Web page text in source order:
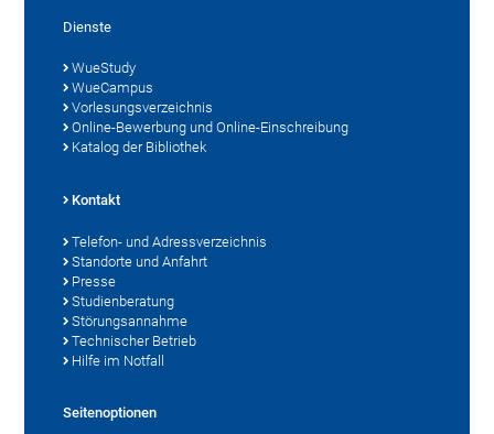
Dienste
WueStudy
WueCampus
Vorlesungsverzeichnis
Online-Bewerbung und Online-Einschreibung
Katalog der Bibliothek
Kontakt
Telefon- und Adressverzeichnis
Standorte und Anfahrt
Presse
Studienberatung
Störungsannahme
Technischer Betrieb
Hilfe im Notfall
Seitenoptionen